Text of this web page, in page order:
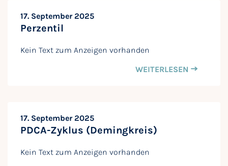
17. September 2025
Perzentil
Kein Text zum Anzeigen vorhanden
WEITERLESEN
17. September 2025
PDCA-Zyklus (Demingkreis)
Kein Text zum Anzeigen vorhanden